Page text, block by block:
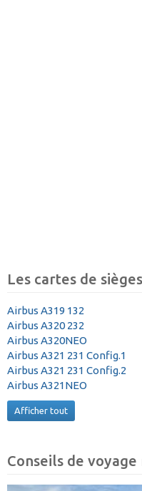
Les cartes de
Airbus A319 132
Airbus A320 232
Airbus A320NEO
Airbus A321 231 Config.1
Airbus A321 231 Config.2
Airbus A321NEO
Afficher tout
Conseils de